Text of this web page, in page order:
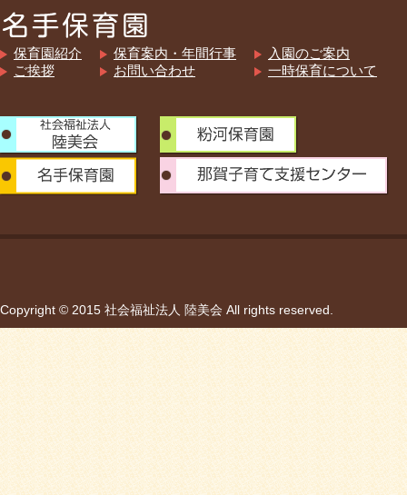
保育園紹介
ご挨拶
保育案内・年間行事
お問い合わせ
入園のご案内
一時保育について
Copyright © 2015 社会福祉法人 陸美会 All rights reserved.